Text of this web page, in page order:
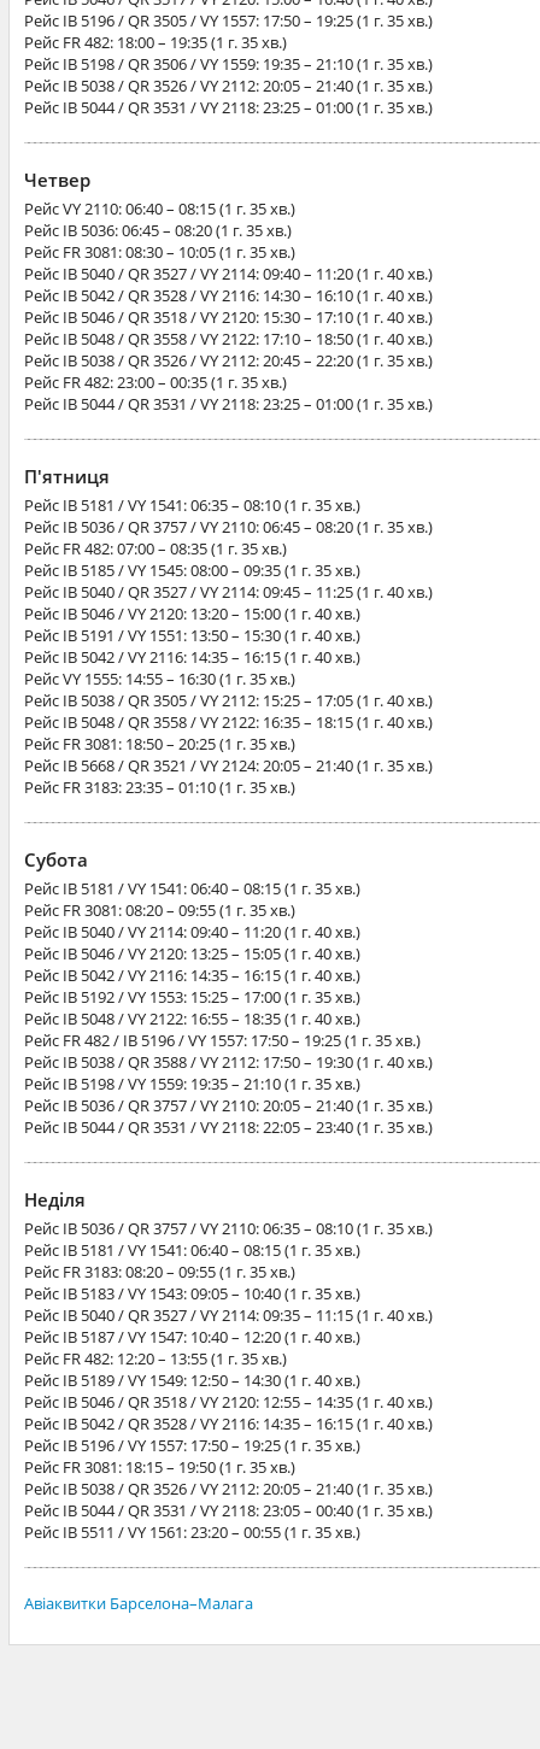
Рейс IB 5196 / QR 3505 / VY 1557: 17:50 – 19:25 (1 г. 35 хв.)
Рейс FR 482: 18:00 – 19:35 (1 г. 35 хв.)
Рейс IB 5198 / QR 3506 / VY 1559: 19:35 – 21:10 (1 г. 35 хв.)
Рейс IB 5038 / QR 3526 / VY 2112: 20:05 – 21:40 (1 г. 35 хв.)
Рейс IB 5044 / QR 3531 / VY 2118: 23:25 – 01:00 (1 г. 35 хв.)
Четвер
РейсVY 2110: 06:40 – 08:15 (1 г. 35 хв.)
Рейс IB 5036: 06:45 – 08:20 (1 г. 35 хв.)
Рейс FR 3081: 08:30 – 10:05 (1 г. 35 хв.)
Рейс IB 5040 / QR 3527 / VY 2114: 09:40 – 11:20 (1 г. 40 хв.)
Рейс IB 5042 / QR 3528 / VY 2116: 14:30 – 16:10 (1 г. 40 хв.)
Рейс IB 5046 / QR 3518 / VY 2120: 15:30 – 17:10 (1 г. 40 хв.)
Рейс IB 5048 / QR 3558 / VY 2122: 17:10 – 18:50 (1 г. 40 хв.)
Рейс IB 5038 / QR 3526 / VY 2112: 20:45 – 22:20 (1 г. 35 хв.)
Рейс FR 482: 23:00 – 00:35 (1 г. 35 хв.)
Рейс IB 5044 / QR 3531 / VY 2118: 23:25 – 01:00 (1 г. 35 хв.)
П'ятниця
Рейс IB 5181 / VY 1541: 06:35 – 08:10 (1 г. 35 хв.)
Рейс IB 5036 / QR 3757 / VY 2110: 06:45 – 08:20 (1 г. 35 хв.)
Рейс FR 482: 07:00 – 08:35 (1 г. 35 хв.)
Рейс IB 5185 / VY 1545: 08:00 – 09:35 (1 г. 35 хв.)
Рейс IB 5040 / QR 3527 / VY 2114: 09:45 – 11:25 (1 г. 40 хв.)
Рейс IB 5046 / VY 2120: 13:20 – 15:00 (1 г. 40 хв.)
Рейс IB 5191 / VY 1551: 13:50 – 15:30 (1 г. 40 хв.)
Рейс IB 5042 / VY 2116: 14:35 – 16:15 (1 г. 40 хв.)
РейсVY 1555: 14:55 – 16:30 (1 г. 35 хв.)
Рейс IB 5038 / QR 3505 / VY 2112: 15:25 – 17:05 (1 г. 40 хв.)
Рейс IB 5048 / QR 3558 / VY 2122: 16:35 – 18:15 (1 г. 40 хв.)
Рейс FR 3081: 18:50 – 20:25 (1 г. 35 хв.)
Рейс IB 5668 / QR 3521 / VY 2124: 20:05 – 21:40 (1 г. 35 хв.)
Рейс FR 3183: 23:35 – 01:10 (1 г. 35 хв.)
Субота
Рейс IB 5181 / VY 1541: 06:40 – 08:15 (1 г. 35 хв.)
Рейс FR 3081: 08:20 – 09:55 (1 г. 35 хв.)
Рейс IB 5040 / VY 2114: 09:40 – 11:20 (1 г. 40 хв.)
Рейс IB 5046 / VY 2120: 13:25 – 15:05 (1 г. 40 хв.)
Рейс IB 5042 / VY 2116: 14:35 – 16:15 (1 г. 40 хв.)
Рейс IB 5192 / VY 1553: 15:25 – 17:00 (1 г. 35 хв.)
Рейс IB 5048 / VY 2122: 16:55 – 18:35 (1 г. 40 хв.)
Рейс FR 482 / IB 5196 / VY 1557: 17:50 – 19:25 (1 г. 35 хв.)
Рейс IB 5038 / QR 3588 / VY 2112: 17:50 – 19:30 (1 г. 40 хв.)
Рейс IB 5198 / VY 1559: 19:35 – 21:10 (1 г. 35 хв.)
Рейс IB 5036 / QR 3757 / VY 2110: 20:05 – 21:40 (1 г. 35 хв.)
Рейс IB 5044 / QR 3531 / VY 2118: 22:05 – 23:40 (1 г. 35 хв.)
Неділя
Рейс IB 5036 / QR 3757 / VY 2110: 06:35 – 08:10 (1 г. 35 хв.)
Рейс IB 5181 / VY 1541: 06:40 – 08:15 (1 г. 35 хв.)
Рейс FR 3183: 08:20 – 09:55 (1 г. 35 хв.)
Рейс IB 5183 / VY 1543: 09:05 – 10:40 (1 г. 35 хв.)
Рейс IB 5040 / QR 3527 / VY 2114: 09:35 – 11:15 (1 г. 40 хв.)
Рейс IB 5187 / VY 1547: 10:40 – 12:20 (1 г. 40 хв.)
Рейс FR 482: 12:20 – 13:55 (1 г. 35 хв.)
Рейс IB 5189 / VY 1549: 12:50 – 14:30 (1 г. 40 хв.)
Рейс IB 5046 / QR 3518 / VY 2120: 12:55 – 14:35 (1 г. 40 хв.)
Рейс IB 5042 / QR 3528 / VY 2116: 14:35 – 16:15 (1 г. 40 хв.)
Рейс IB 5196 / VY 1557: 17:50 – 19:25 (1 г. 35 хв.)
Рейс FR 3081: 18:15 – 19:50 (1 г. 35 хв.)
Рейс IB 5038 / QR 3526 / VY 2112: 20:05 – 21:40 (1 г. 35 хв.)
Рейс IB 5044 / QR 3531 / VY 2118: 23:05 – 00:40 (1 г. 35 хв.)
Рейс IB 5511 / VY 1561: 23:20 – 00:55 (1 г. 35 хв.)
Авіаквитки Барселона–Малага